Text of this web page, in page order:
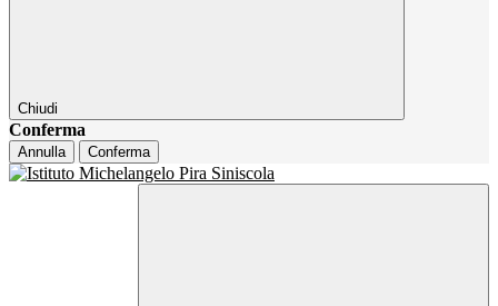
Chiudi
Conferma
Annulla Conferma